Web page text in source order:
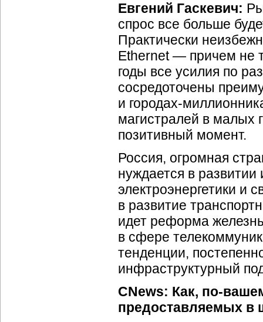
Евгений Гаскевич:
спрос все больше
Практически
Ethernet — причем не
годы все усилия по
сосредоточены
и городах-
магистралей в малых
позитивный момент.
Россия, огромная
нуждается в
электроэнергетики и
в развитие
идет реформа
в сфере
тенденции,
инфраструктурный
CNews: Как, по-
предоставляемых в